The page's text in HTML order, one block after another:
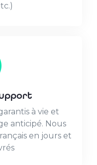
à vie et
anticipé. Nous
en jours et